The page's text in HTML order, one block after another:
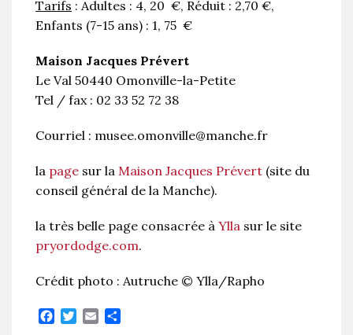
Tarifs : Adultes : 4, 20 €, Réduit : 2,70 €,
Enfants (7-15 ans) : 1, 75 €
Maison Jacques Prévert
Le Val 50440 Omonville-la-Petite
Tel / fax : 02 33 52 72 38
Courriel : musee.omonville@manche.fr
la page sur la Maison Jacques Prévert (site du
conseil général de la Manche).
la très belle page consacrée à Ylla sur le site
pryordodge.com.
Crédit photo : Autruche © Ylla/Rapho
Facebook
TwitterEmail